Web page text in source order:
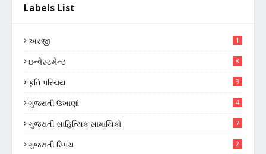
Labels List
અરજી 1
ઇન્વેસ્ટમેન્ટ 8
કૃતિ પરિચય 3
ગુજરાતી ઉખાણાં 4
ગુજરાતી સાહિત્યિક સામાયિકો 7
ગુજરાતી સ્પિચ 2